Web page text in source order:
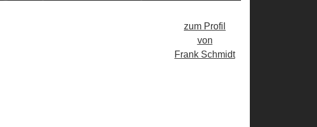
zum Profil
von
Frank Schmidt